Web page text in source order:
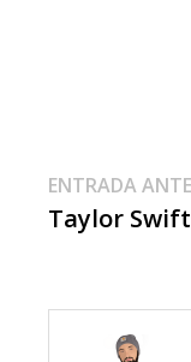
De
ENTRADA
Taylor Swift